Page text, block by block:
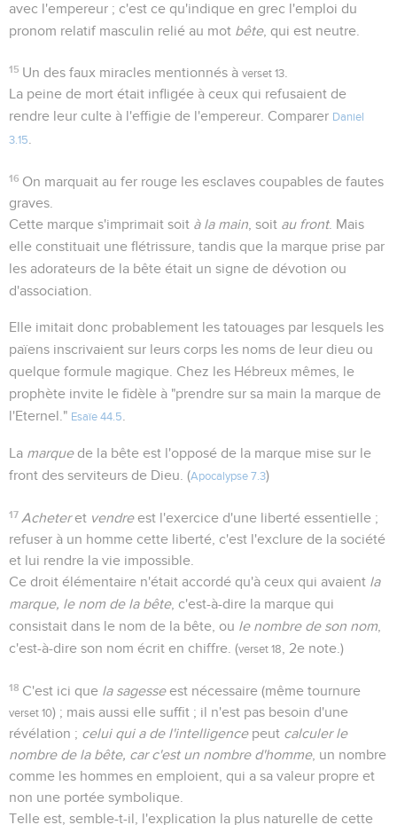
avec l'empereur ; c'est ce qu'indique en grec l'emploi du
pronom relatif masculin relié au mot bête, qui est neutre.
15 Un des faux miracles mentionnés àverset 13
La peine de mort était infligée à ceux qui refusaient de
rendre leur culte à l'effigie de l'empereur. Comparer Daniel
3.15
16 On marquait au fer rouge les esclaves coupables de fautes
graves.
Cette marque s'imprimait soit à la main , soit au front. Mais
elle constituait une flétrissure, tandis que la marque prise par
les adorateurs de la bête était un signe de dévotion ou
d'association.
Elle imitait donc probablement les tatouages par lesquels les
païens inscrivaient sur leurs corps les noms de leur dieu ou
quelque formule magique. Chez les Hébreux mêmes, le
prophète invite le fidèle à "prendre sur sa main la marque de
l'Eternel." Esaïe 44.5
La marquede la bête est l'opposé de la marque mise sur le
front des serviteurs de Dieu. (Apocalypse 7.3)
17 Acheteret vendreest l'exercice d'une liberté essentielle ;
refuser à un homme cette liberté, c'est l'exclure de la société
et lui rendre la vie impossible.
Ce droit élémentaire n'était accordé qu'à ceux qui avaient la
marque, le nom de la bête, c'est-à-dire la marque qui
consistait dans le nom de la bête, ou le nombre de son nom
c'est-à-dire son nom écrit en chiffre. (verset 18 , 2e note.)
18 C'est ici que la sagesseest nécessaire (même tournure
verset 10) ; mais aussi elle suffit ; il n'est pas besoin d'une
révélation ; celui qui a de l'intelligencepeut calculer le
nombre de la bête, car c'est un nombre d'homme, un nombre
comme les hommes en emploient, qui a sa valeur propre et
non une portée symbolique.
Telle est, semble-t-il, l'explication la plus naturelle de cette